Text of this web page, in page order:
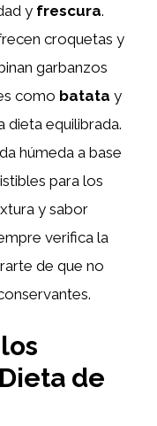
y frescura.
croquetas y
garbanzos
como batata y
dieta equilibrada.
húmeda a base
para los
y sabor
verifica la
de que no
de